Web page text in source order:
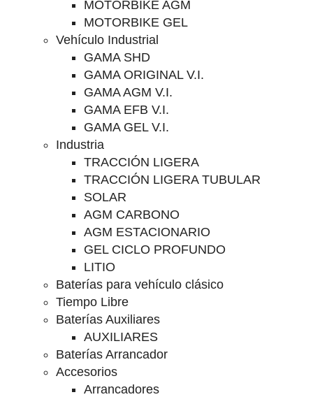
MOTORBIKE AGM
MOTORBIKE GEL
Vehículo Industrial
GAMA SHD
GAMA ORIGINAL V.I.
GAMA AGM V.I.
GAMA EFB V.I.
GAMA GEL V.I.
Industria
TRACCIÓN LIGERA
TRACCIÓN LIGERA TUBULAR
SOLAR
AGM CARBONO
AGM ESTACIONARIO
GEL CICLO PROFUNDO
LITIO
Baterías para vehículo clásico
Tiempo Libre
Baterías Auxiliares
AUXILIARES
Baterías Arrancador
Accesorios
Arrancadores